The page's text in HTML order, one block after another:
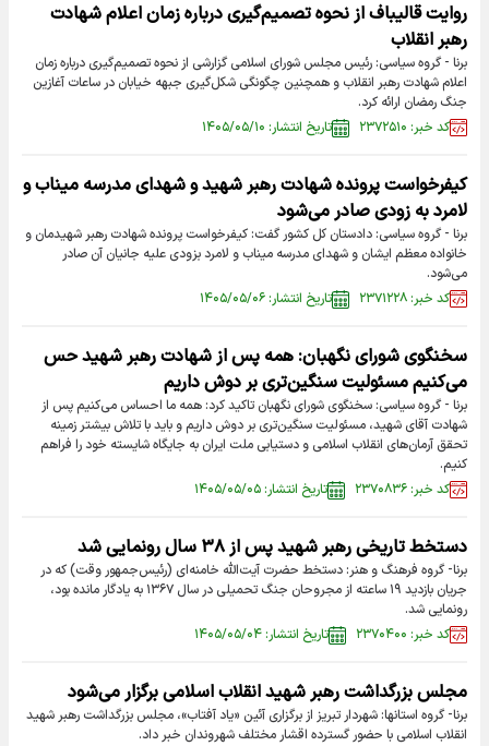
روایت قالیباف از نحوه تصمیم‌گیری درباره زمان اعلام شهادت
رهبر انقلاب
برنا - گروه سیاسی: رئیس مجلس شورای اسلامی گزارشی از نحوه تصمیم‌گیری درباره زمان
اعلام شهادت رهبر انقلاب و همچنین چگونگی شکل‌گیری جبهه خیابان در ساعات آغازین
جنگ رمضان ارائه کرد.
کد خبر: ۲۳۷۲۵۱۰
تاریخ انتشار: ۱۴۰۵/۰۵/۱۰
کیفرخواست پرونده شهادت رهبر شهید و شهدای مدرسه میناب و
لامرد به زودی صادر می‌شود
برنا - گروه سیاسی: دادستان کل کشور گفت: کیفرخواست پرونده شهادت رهبر شهیدمان و
خانواده معظم ایشان و شهدای مدرسه میناب و لامرد بزودی علیه جانیان آن صادر
می‌شود.
کد خبر: ۲۳۷۱۲۲۸
تاریخ انتشار: ۱۴۰۵/۰۵/۰۶
سخنگوی شورای نگهبان: همه پس از شهادت رهبر شهید حس
می‌کنیم مسئولیت سنگین‌تری بر دوش داریم
برنا - گروه سیاسی: سخنگوی شورای نگهبان تاکید کرد: همه ما احساس می‌کنیم پس از
شهادت آقای شهید، مسئولیت سنگین‌تری بر دوش داریم و باید با تلاش بیشتر زمینه
تحقق آرمان‌های انقلاب اسلامی و دستیابی ملت ایران به جایگاه شایسته خود را فراهم
کنیم.
کد خبر: ۲۳۷۰۸۳۶
تاریخ انتشار: ۱۴۰۵/۰۵/۰۵
دستخط تاریخی رهبر شهید پس از ۳۸ سال رونمایی شد
برنا- گروه فرهنگ و هنر: دستخط حضرت آیت‌الله خامنه‌ای (رئیس‌جمهور وقت) که در
جریان بازدید ۱۹ ساعته از مجروحان جنگ تحمیلی در سال ۱۳۶۷ به یادگار مانده بود،
رونمایی شد.
کد خبر: ۲۳۷۰۴۰۰
تاریخ انتشار: ۱۴۰۵/۰۵/۰۴
مجلس بزرگداشت رهبر شهید انقلاب اسلامی برگزار می‌شود
برنا- گروه استانها: شهردار تبریز از برگزاری آئین «یاد آفتاب»، مجلس بزرگداشت رهبر شهید
انقلاب اسلامی با حضور گسترده اقشار مختلف شهروندان خبر داد.